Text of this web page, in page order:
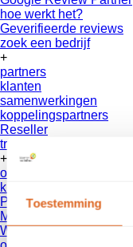
Toestemming
hoe werkt het?
Geverifieerde reviews
zoek een bedrijf
+
partners
klanten
samenwerkingen
koppelingspartners
Reseller
truzzer
+
over ons
klanten
Patientenvertellen
Mobiliteit
Werken bij